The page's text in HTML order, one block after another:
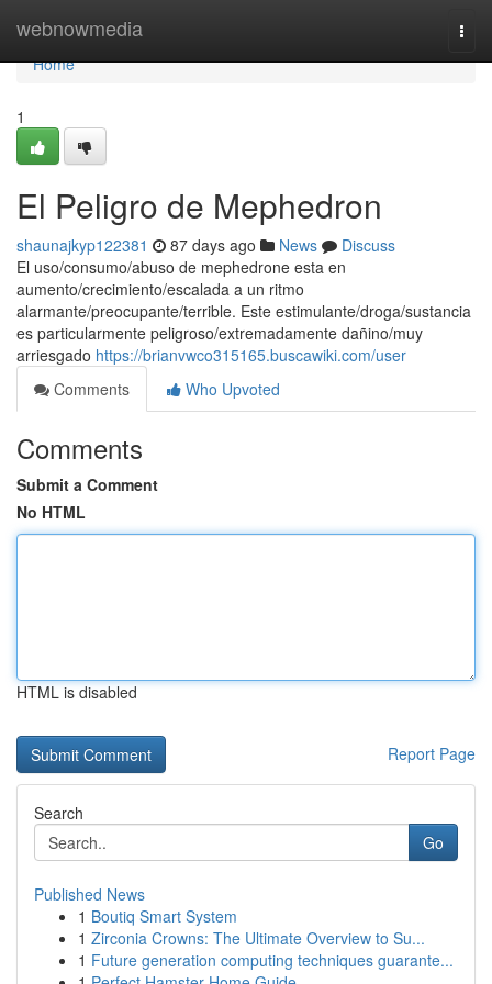
webnowmedia
Home
Home
1
El Peligro de Mephedron
shaunajkyp122381 87 days ago News
Discuss
El uso/consumo/abuso de mephedrone esta en
aumento/crecimiento/escalada a un ritmo
alarmante/preocupante/terrible. Este estimulante/droga/sustancia
es particularmente peligroso/extremadamente dañino/muy
arriesgado https://brianvwco315165.buscawiki.com/user
Comments
Who Upvoted
Comments
Submit a Comment
No HTML
HTML is disabled
Report Page
Search
Go
Published News
1 Boutiq Smart System
1 Zirconia Crowns: The Ultimate Overview to Su...
1 Future generation computing techniques guarante...